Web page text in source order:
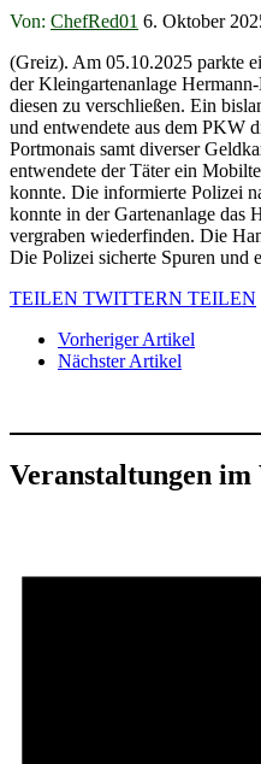
Von: ChefRed01 6. Oktober
(Greiz). Am 05.10.2025 parkte
der Kleingartenanlage
diesen zu verschließen. Ein
und entwendete aus dem PKW
Portmonais samt diverser
entwendete der Täter ein
konnte. Die informierte Polizei
konnte in der Gartenanlage das
vergraben wiederfinden. Die
Die Polizei sicherte Spuren und
TEILEN TWITTERN TEILEN
Vorheriger Artikel
Nächster Artikel
Veranstaltungen im